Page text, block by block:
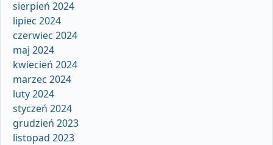
sierpień 2024
lipiec 2024
czerwiec 2024
maj 2024
kwiecień 2024
marzec 2024
luty 2024
styczeń 2024
grudzień 2023
listopad 2023